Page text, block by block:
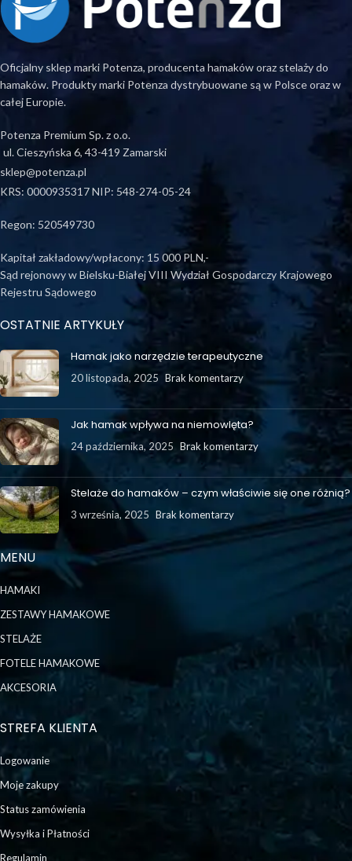
Oficjalny sklep marki Potenza, producenta hamaków oraz stelaży do
hamaków. Produkty marki Potenza dystrybuowane są w Polsce oraz w
całej Europie.
Potenza Premium Sp. z o.o.
ul. Cieszyńska 6, 43-419 Zamarski
sklep@potenza.pl
KRS: 0000935317 NIP: 548-274-05-24
Regon: 520549730
Kapitał zakładowy/wpłacony: 15 000 PLN,-
Sąd rejonowy w Bielsku-Białej VIII Wydział Gospodarczy Krajowego
Rejestru Sądowego
OSTATNIE ARTYKUŁY
Hamak jako narzędzie terapeutyczne
20 listopada, 2025 Brak komentarzy
Jak hamak wpływa na niemowlęta?
24 października, 2025 Brak komentarzy
Stelaże do hamaków – czym właściwie się one różnią?
3 września, 2025 Brak komentarzy
MENU
HAMAKI
ZESTAWY HAMAKOWE
STELAŻE
FOTELE HAMAKOWE
AKCESORIA
STREFA KLIENTA
Logowanie
Moje zakupy
Status zamówienia
Wysyłka i Płatności
Regulamin